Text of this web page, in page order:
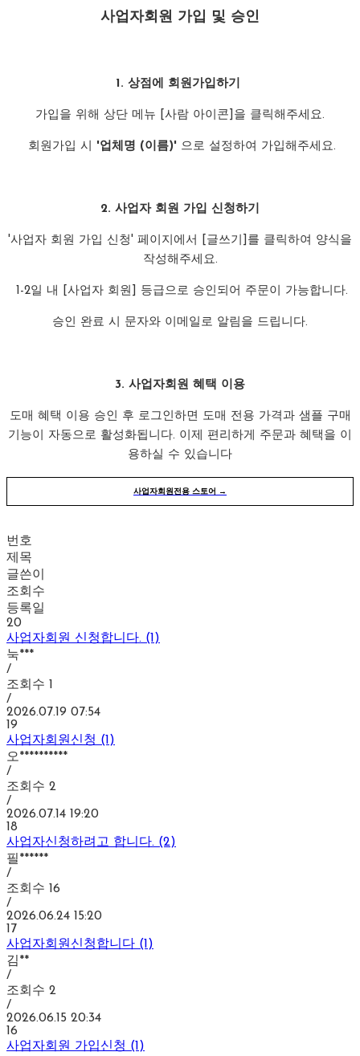
사업자회원 가입 및 승인
1. 상점에 회원가입하기
가입을 위해 상단 메뉴 [사람 아이콘]을 클릭해주세요.
회원가입 시 '업체명 (이름)' 으로 설정하여 가입해주세요.
2. 사업자 회원 가입 신청하기
'사업자 회원 가입 신청' 페이지에서 [글쓰기]를 클릭하여 양식을
작성해주세요.
1-2일 내 [사업자 회원] 등급으로 승인되어 주문이 가능합니다.
승인 완료 시 문자와 이메일로 알림을 드립니다.
3. 사업자회원 혜택 이용
도매 혜택 이용 승인 후 로그인하면 도매 전용 가격과 샘플 구매
기능이 자동으로 활성화됩니다. 이제 편리하게 주문과 혜택을 이
용하실 수 있습니다
사업자회원전용 스토어 →
번호
제목
글쓴이
조회수
등록일
20
사업자회원 신청합니다. (1)
눅***
/
조회수 1
/
2026.07.19 07:54
19
사업자회원신청 (1)
오**********
/
조회수 2
/
2026.07.14 19:20
18
사업자신청하려고 합니다. (2)
필******
/
조회수 16
/
2026.06.24 15:20
17
사업자회원신청합니다 (1)
김**
/
조회수 2
/
2026.06.15 20:34
16
사업자회원 가입신청 (1)